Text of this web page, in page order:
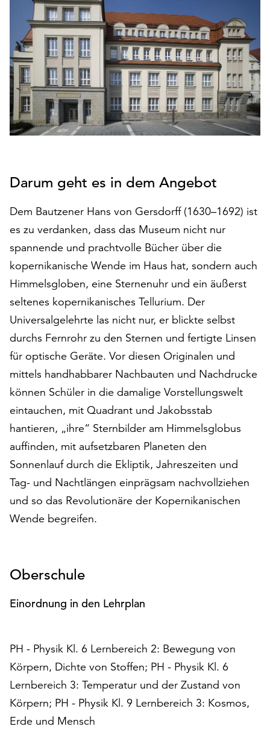
Betrieb
der
Seite
notwendig
sind
(funktionale
Cookies),
sowie
solche,
zu
anonymen
Statistikzwecken
genutzt
werden.
Klicken
Sie
auf
„Alle
akzeptieren“,
um
alle
Cookies
akzeptieren.
Sie
können
Ihr
Einverständnis
jederzeit
ändern
und
widerrufen.
Dafür
steht
der
die
Einstellungen“
zur
Verfügung.
Funktionale
Cookies
werden
auch
Darum geht es in dem Angebot
Dem Bautzener Hans von Gersdorff (1630–1692) ist
es zu verdanken, dass das Museum nicht nur
spannende und prachtvolle Bücher über die
kopernikanische Wende im Haus hat, sondern auch
Himmelsgloben, eine Sternenuhr und ein äußerst
seltenes kopernikanisches Tellurium. Der
Universalgelehrte las nicht nur, er blickte selbst
durchs Fernrohr zu den Sternen und fertigte Linsen
für optische Geräte. Vor diesen Originalen und
mittels handhabbarer Nachbauten und Nachdrucke
können Schüler in die damalige Vorstellungswelt
eintauchen, mit Quadrant und Jakobsstab
hantieren, „ihre“ Sternbilder am Himmelsglobus
auffinden, mit aufsetzbaren Planeten den
Sonnenlauf durch die Ekliptik, Jahreszeiten und
Tag- und Nachtlängen einprägsam nachvollziehen
und so das Revolutionäre der Kopernikanischen
Wende begreifen.
Oberschule
Einordnung in den Lehrplan
PH - Physik Kl. 6 Lernbereich 2: Bewegung von
Körpern, Dichte von Stoffen; PH - Physik Kl. 6
Lernbereich 3: Temperatur und der Zustand von
Körpern; PH - Physik Kl. 9 Lernbereich 3: Kosmos,
Erde und Mensch